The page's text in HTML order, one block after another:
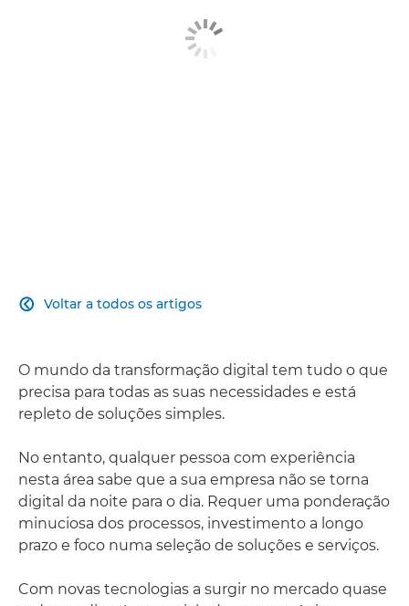
Voltar a todos os artigos

O mundo da transformação digital tem tudo o que
precisa para todas as suas necessidades e está
repleto de soluções simples.
No entanto, qualquer pessoa com experiência
nesta área sabe que a sua empresa não se torna
digital da noite para o dia. Requer uma ponderação
minuciosa dos processos, investimento a longo
prazo e foco numa seleção de soluções e serviços.
Com novas tecnologias a surgir no mercado quase